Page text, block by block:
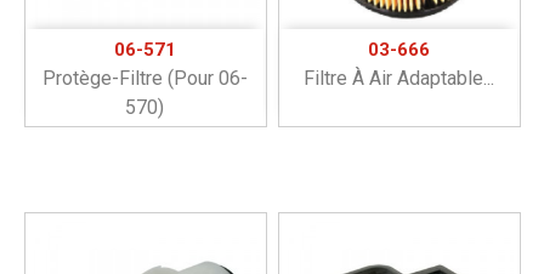
06-571
Protège-Filtre (pour 06-
570)
03-666
Filtre À Air Adaptable...